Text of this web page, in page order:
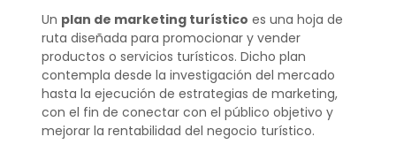
Un plan de marketing turístico es una hoja de
ruta diseñada para promocionar y vender
productos o servicios turísticos. Dicho plan
contempla desde la investigación del mercado
hasta la ejecución de estrategias de marketing,
con el fin de conectar con el público objetivo y
mejorar la rentabilidad del negocio turístico.